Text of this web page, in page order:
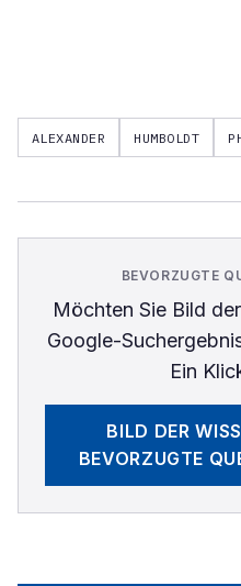
ALEXANDER HUMBOLDT
BEVORZUGTE
Möchten Sie Bild
Google-
Ein
BILD DER
BEVORZUGTE